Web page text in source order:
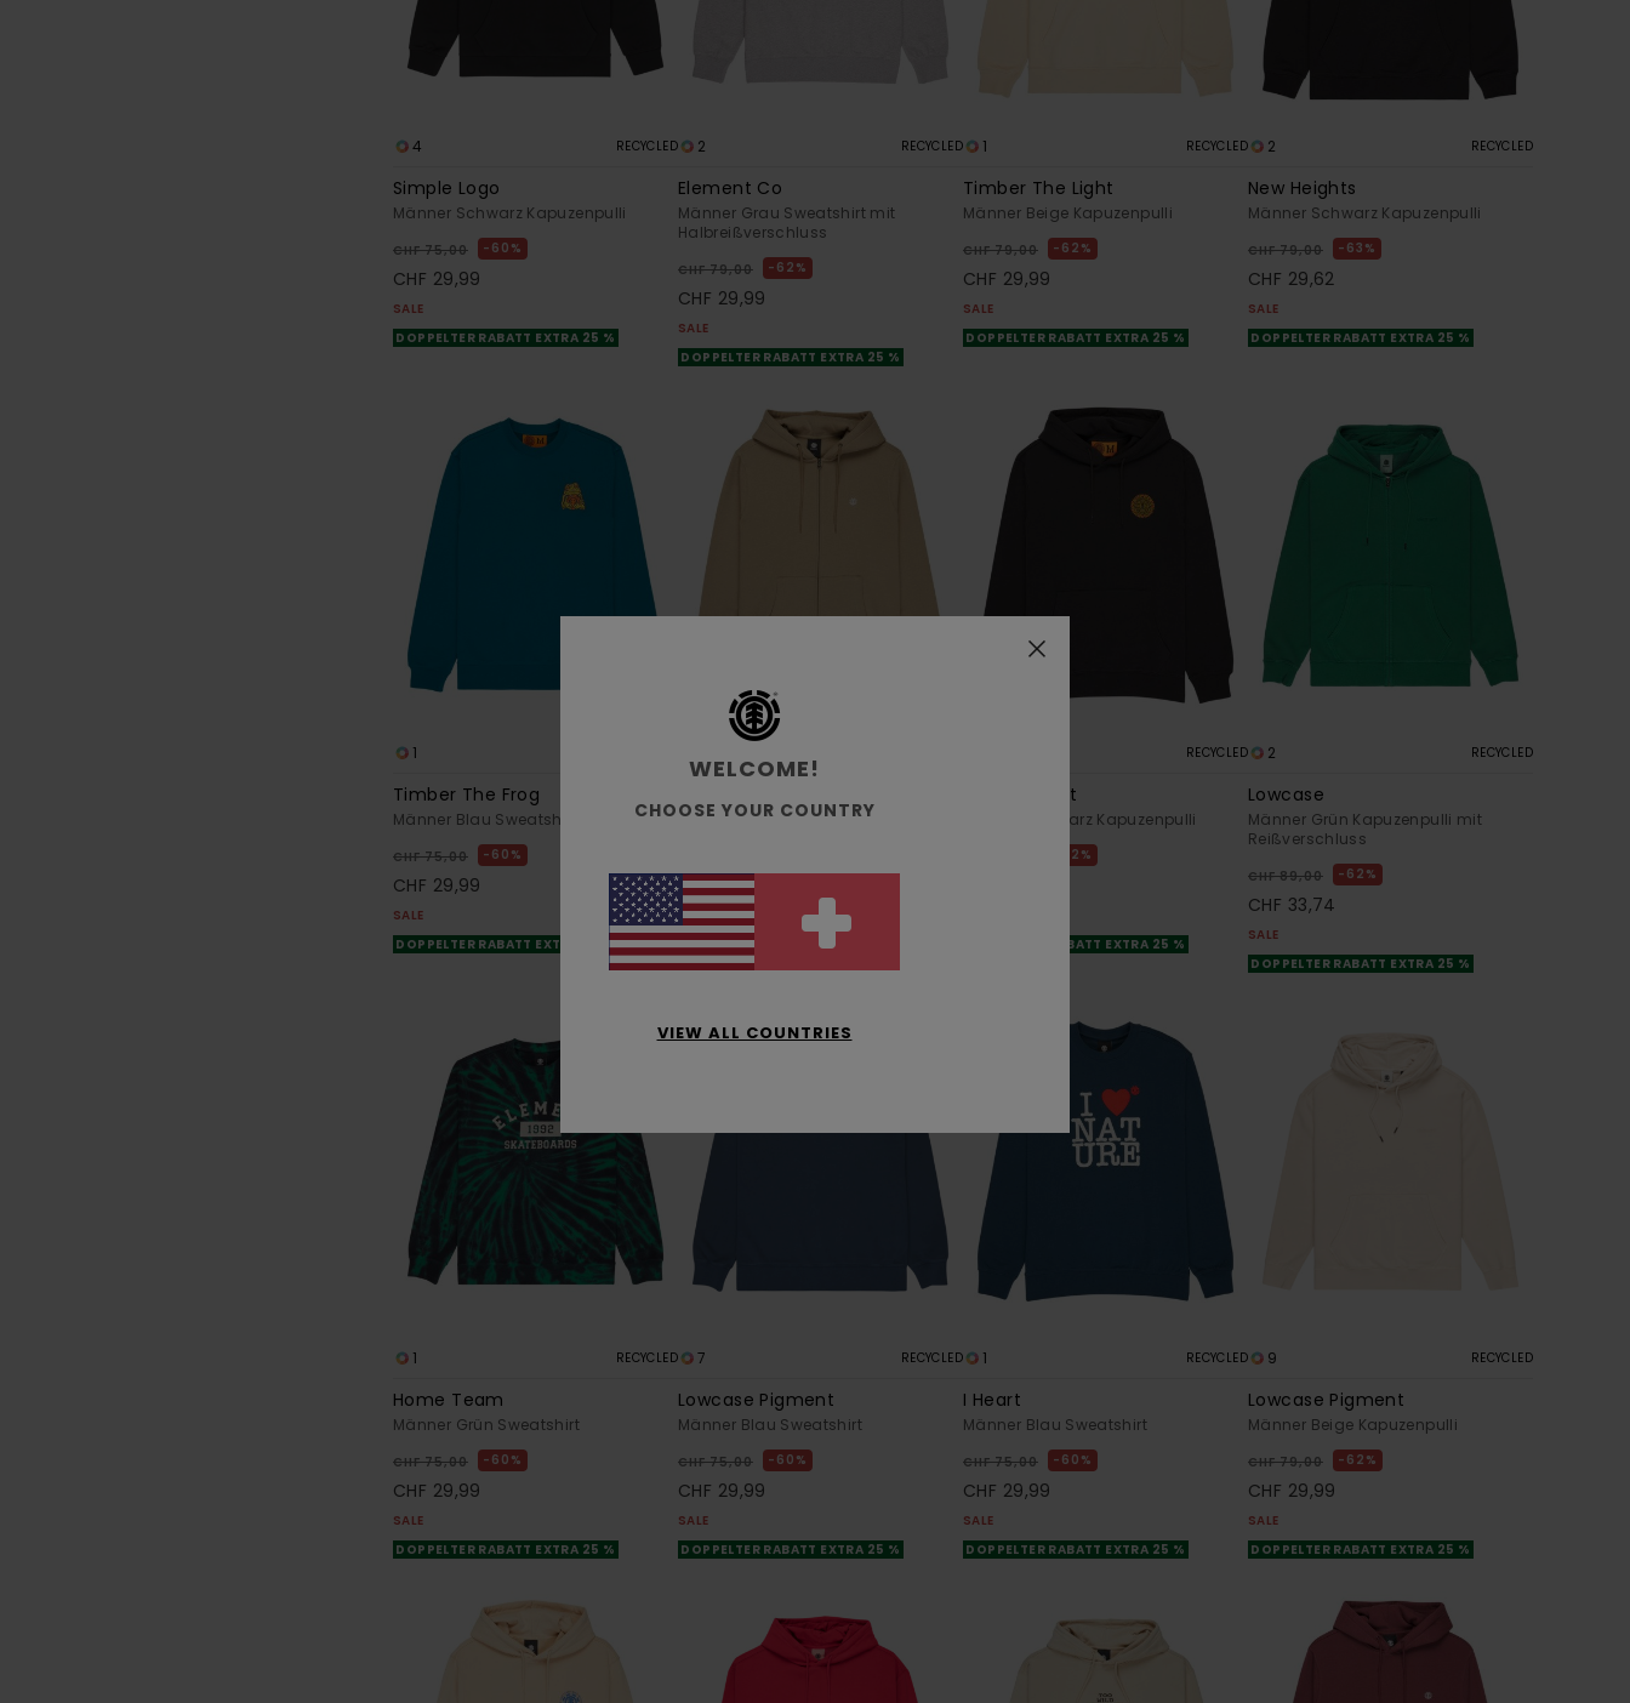
4 RECYCLED
Simple Logo
Männer Schwarz Kapuzenpulli
CHF 75,00 60%
CHF 29,99
SALE
DOPPELTER RABATT EXTRA 25 %
2 RECYCLED
Element Co
Männer Grau Sweatshirt mit
Halbreißverschluss
CHF 79,00 62%
CHF 29,99
SALE
DOPPELTER RABATT EXTRA 25 %
1 RECYCLED
Timber The Light
Männer Beige Kapuzenpulli
CHF 79,00 62%
CHF 29,99
SALE
DOPPELTER RABATT EXTRA 25 %
2 RECYCLED
New Heights
Männer Schwarz Kapuzenpulli
CHF 79,00 63%
CHF 29,62
SALE
DOPPELTER RABATT EXTRA 25 %
1
Timber The Frog
Männer Blau Sweatshirt
CHF 75,00 60%
CHF 29,99
SALE
DOPPELTER RABATT EXTRA 25 %
Männer Beige Sweatshirt mit
CHF 75,00 60%
CHF 29,99
SALE
DOPPELTER RABATT EXTRA 25 %
RECYCLED
Timber Orbit
Männer Schwarz Kapuzenpulli
62%
DOPPELTER RABATT EXTRA 25 %
2 RECYCLED
Lowcase
Männer Grün Kapuzenpulli mit
Reißverschluss
CHF 89,00 62%
CHF 33,74
SALE
DOPPELTER RABATT EXTRA 25 %
1 RECYCLED
Home Team
Männer Grün Sweatshirt
CHF 75,00 60%
CHF 29,99
SALE
DOPPELTER RABATT EXTRA 25 %
7 RECYCLED
Lowcase Pigment
Männer Blau Sweatshirt
CHF 75,00 60%
CHF 29,99
SALE
DOPPELTER RABATT EXTRA 25 %
1 RECYCLED
I Heart
Männer Blau Sweatshirt
CHF 75,00 60%
CHF 29,99
SALE
DOPPELTER RABATT EXTRA 25 %
9 RECYCLED
Lowcase Pigment
Männer Beige Kapuzenpulli
CHF 79,00 62%
CHF 29,99
SALE
DOPPELTER RABATT EXTRA 25 %
WELCOME!
CHOOSE YOUR COUNTRY
VIEW ALL COUNTRIES